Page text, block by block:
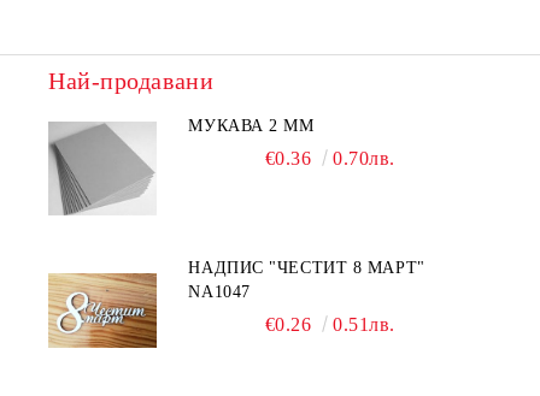
Най-продавани
МУКАВА 2 ММ
€0.36 0.70лв.
НАДПИС "ЧЕСТИТ 8 МАРТ"
NA1047
€0.26 0.51лв.